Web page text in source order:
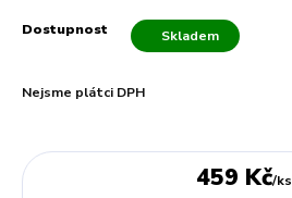
Dostupnost Skladem
Nejsme plátci DPH
459 Kč/ks